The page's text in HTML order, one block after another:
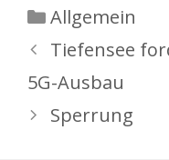
Kategorien
Allgemein
Tiefensee
5G-Ausbau
Sperrung